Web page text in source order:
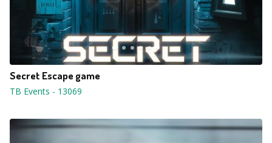
Secret Escape game
TB Events - 13069